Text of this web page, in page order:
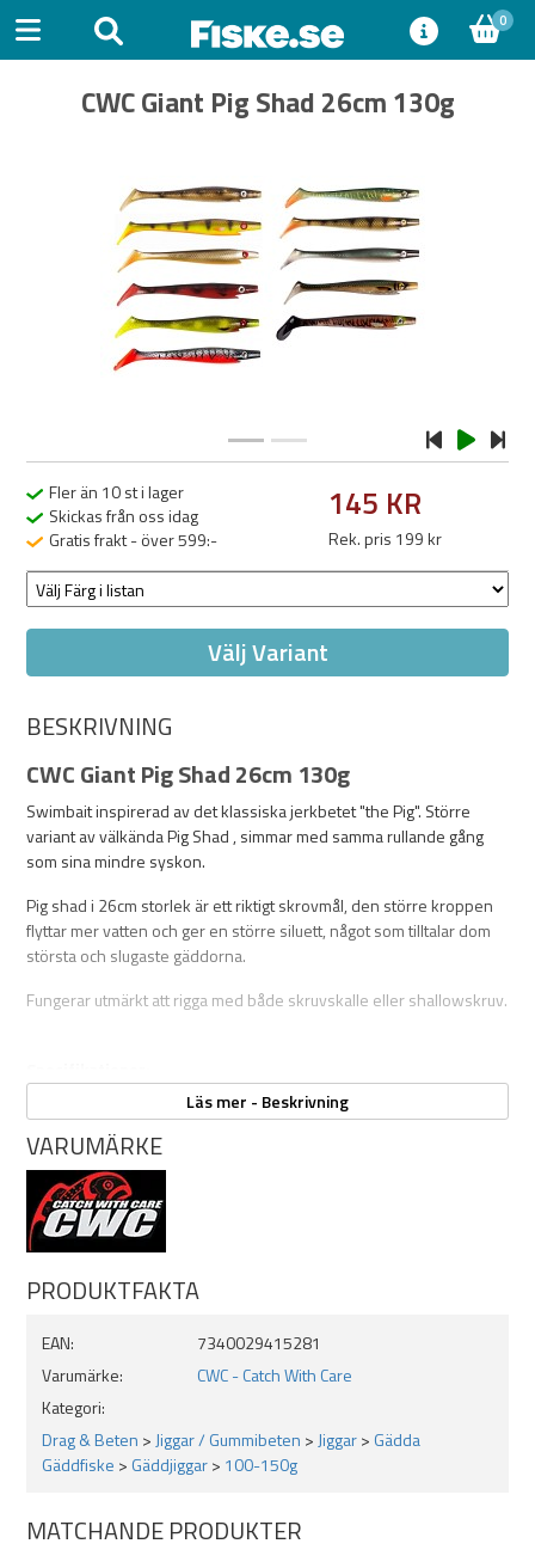
0
CWC Giant Pig Shad 26cm 130g
Previous
Fler än 10 st i lager
Skickas från oss idag
Gratis frakt - över 599:-
145 KR
Rek. pris 199 kr
Välj Variant
BESKRIVNING
CWC Giant Pig Shad 26cm 130g
Swimbait inspirerad av det klassiska jerkbetet "the Pig". Större
variant av välkända Pig Shad , simmar med samma rullande gång
som sina mindre syskon.
Pig shad i 26cm storlek är ett riktigt skrovmål, den större kroppen
flyttar mer vatten och ger en större siluett, något som tilltalar dom
största och slugaste gäddorna.
Fungerar utmärkt att rigga med både skruvskalle eller shallowskruv.
Längd: 26cm
Vikt: 130g
Läs mer - Beskrivning
VARUMÄRKE
PRODUKTFAKTA
EAN:
7340029415281
Varumärke:
CWC - Catch With Care
Kategori:
Drag & Beten > Jiggar / Gummibeten > Jiggar> Gädda
Gäddfiske > Gäddjiggar> 100-150g
MATCHANDE PRODUKTER